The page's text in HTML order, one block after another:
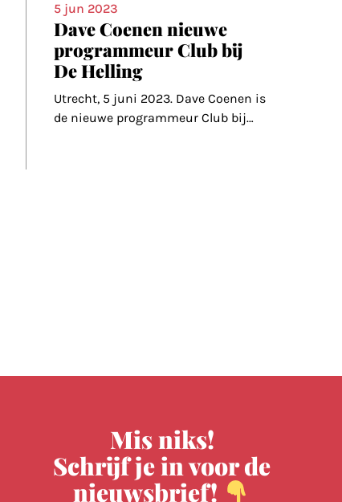
5 jun 2023
Dave Coenen nieuwe
programmeur Club bij
De Helling
Utrecht, 5 juni 2023. Dave Coenen is
de nieuwe programmeur Club bij…
Mis niks!
Schrijf je in voor de
nieuwsbrief!